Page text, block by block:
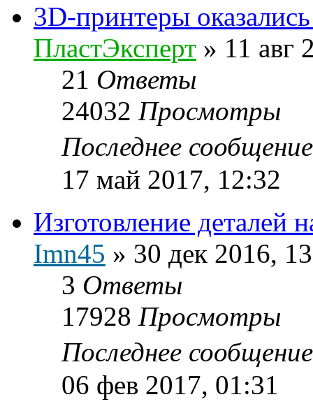
3D-принтеры
ПластЭксперт » 11 авг
21 Ответы
24032 Просмотры
Последнее
17 май 2017, 12:32
Изготовление деталей
Imn45 » 30 дек 2016,
3 Ответы
17928 Просмотры
Последнее
06 фев 2017, 01:31